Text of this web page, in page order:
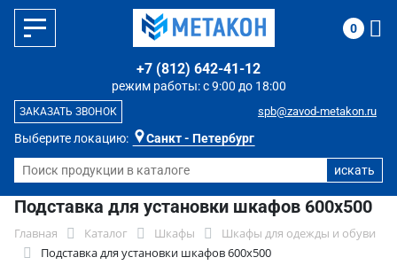
Выберите локацию: Санкт - Петербург
режим работы: с 9:00 до 18:00
+7 (812) 642-41-12
spb@zavod-metakon.ru
ЗАКАЗАТЬ ЗВОНОК
0
Подставка для установки шкафов 600х500
Главная Каталог Шкафы
Шкафы для одежды и обуви
Подставка для установки шкафов 600х500